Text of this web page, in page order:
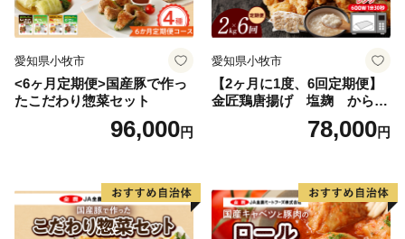
愛知県小牧市
<6ヶ月定期便>国産豚で作っ
たこだわり惣菜セット
96,000円
愛知県小牧市
【2ヶ月に1度、6回定期便】
金匠鶏唐揚げ 塩麹 からあ
78,000円